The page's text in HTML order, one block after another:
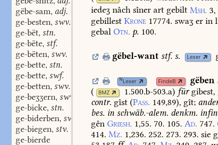
gëbe-sam, adj.
ge-besten, swv.
ge-bët, stn.
ge-bëte, stf.
ge-bëten, swv.
ge-bette, stn.
ge-bette, swf.
ge-betten, swv.
ge-beʒʒern, swv.
ge-bicke, stn.
ge-biderben, swv.
ge-biegen, stv. III.
ge-bierde
iedeʒ nâch sîner art gebilt Msh. 3,
gebillest Krone 17774. swaʒ er in
gebal Otn. p. 100.
gëbel-want stf. s. Lexer
NLexer FindeB gëben
(
BMZ 1.500.b-503.a) fürgibest,
contr. gîst (Pass. 149,89), gît;
bes. in schwäb.-alem. denkm.
gên Griesh. 1,55. 70. 105. Ad. 747.
414. Mz. 1,236. 252. 273. 293. sie